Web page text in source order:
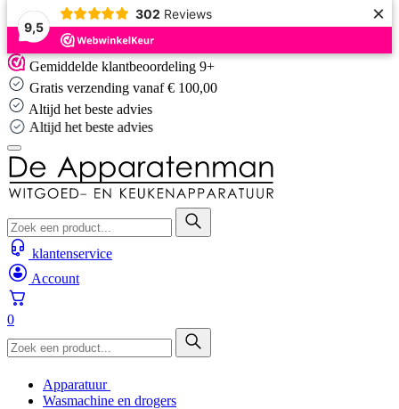
9,5
302 Reviews ×
Skip
to
content
Gemiddelde klantbeoordeling 9+
Gratis verzending vanaf € 100,00
Altijd het beste advies
Altijd het beste advies
klantenservice
Account
0
Apparatuur
Wasmachine en drogers